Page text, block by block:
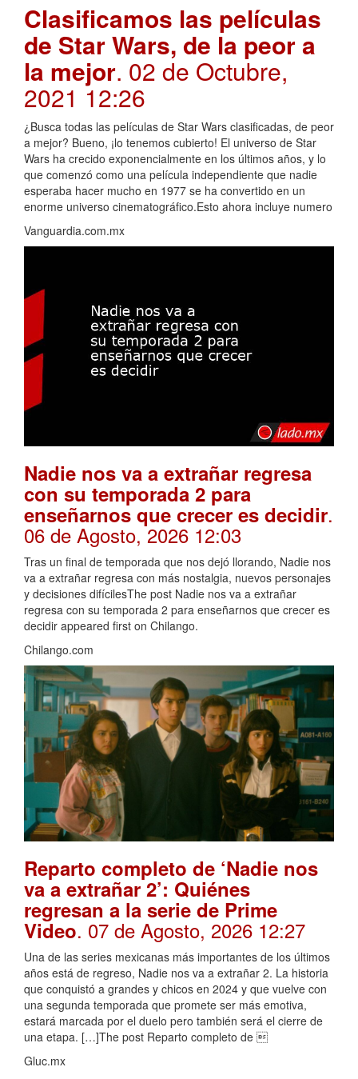
Clasificamos las películas
de Star Wars, de la peor a
la mejor. 02 de Octubre,
2021 12:26
¿Busca todas las películas de Star Wars clasificadas, de peor
a mejor? Bueno, ¡lo tenemos cubierto! El universo de Star
Wars ha crecido exponencialmente en los últimos años, y lo
que comenzó como una película independiente que nadie
esperaba hacer mucho en 1977 se ha convertido en un
enorme universo cinematográfico.Esto ahora incluye numero
Vanguardia.com.mx
Nadie nos va a extrañar regresa
con su temporada 2 para
enseñarnos que crecer es decidir.
06 de Agosto, 2026 12:03
Tras un final de temporada que nos dejó llorando, Nadie nos
va a extrañar regresa con más nostalgia, nuevos personajes
y decisiones difícilesThe post Nadie nos va a extrañar
regresa con su temporada 2 para enseñarnos que crecer es
decidir appeared first on Chilango.
Chilango.com
Reparto completo de ‘Nadie nos
va a extrañar 2’: Quiénes
regresan a la serie de Prime
Video. 07 de Agosto, 2026 12:27
Una de las series mexicanas más importantes de los últimos
años está de regreso, Nadie nos va a extrañar 2. La historia
que conquistó a grandes y chicos en 2024 y que vuelve con
una segunda temporada que promete ser más emotiva,
estará marcada por el duelo pero también será el cierre de
una etapa. […]The post Reparto completo de 
Gluc.mx